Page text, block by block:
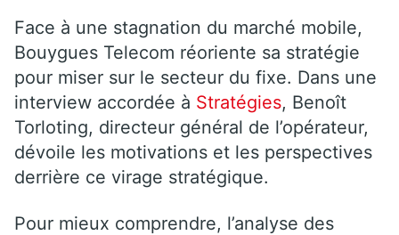
Face à une stagnation du marché mobile,
Bouygues Telecom réoriente sa stratégie
pour miser sur le secteur du fixe. Dans une
interview accordée à Stratégies, Benoît
Torloting, directeur général de l’opérateur,
dévoile les motivations et les perspectives
derrière ce virage stratégique.
Pour mieux comprendre, l’analyse des